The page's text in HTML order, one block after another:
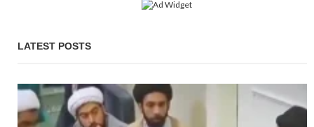
LATEST POSTS